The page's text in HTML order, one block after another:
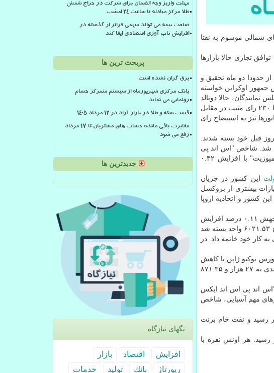
شمالی موسوم به نفتا
تجاری حالا بازارها
حدودا دو ماه تحقیق و
جمهور اوكراین خواسته
حالا دونالد
ترامپ به سومین رئیس جمهور تاریخ این كشور تبدیل می شود كه باید در سنا حضور یابد. بند نخست قطعنامه استیضاح با ۲۳۰ رای مثبت در مقابل
سوم سناتورها نیز به استیضاح رای
قبل خود بسته شدند.
درصد افزایش نسبت به روز قبل و در سطح ۲۸ هزار و ۴۵۵.۰۹ واحد بسته شد. شاخص "اس اند پی
۵۰۰" با ۰.۴۹ درصد افزایش تا سطح ۳۲۲۲.۲۱ واحدی بالا رفت و دیگر شاخص مهم بورسی آمریكا یعنی " نزدك كامپوزیت" با افزایش ۰.۴۲
این كشور در جریان
بیشتری از بروكسل
كشور و اتحادیه اروپا
در معاملات بازارهای بورس در اروپا، شاخص ها عملكرد خوبی داشتند تا جایی كه شاخص "فوتسی ۱۰۰" بورس لندن با جهش ۰.۱۱ درصد افزایش
نسبت به روز قبل و در سطح ۷۵۸۲.۴۴ واحد بسته شد. شاخص "كك ۴۰" بورس پاریس با افزایش ۰.۸۲ درصدی در سطح ۶۰۲۱.۵۳ واحد بسته شد
در آلمان نیز با صعود ۰.۸۱ درصدی و ایستادن در سطح ۱۳ هزار و ۳۱۸.۹۰ واحدی به كار خود خاتمه داد. در
در معاملات بورس های آسیا، شاخص ها عملكرد كاملا بدی داشتند؛ تا جایی كه شاخص "نیك كی ۲۲۵" بورس توكیو ژاپن با كاهش
۰.۲ درصدی تا سطح ۲۳ هزار و ۸۱۶.۶۳ واحدی پایین رفت و شاخص " هانگ سنگ" بورس هنگ كنگ با افزایش ۰.۲۵ درصدی به ۲۷ هزار و ۸۷۱.۳۵
شد. در استرالیا شاخص "اس اند پی اس اند ایكس
در میان دیگر فاكتورهای مهم آسیایی، شاخص
سیاه قیمتها ریزشی بود. هر بشكه نفت " وست تگزاس اینتر مدیت" با ۱.۲۱ درصد كاهش به ۶۰.۴۴ دلار رسید و نفت خام برنت
اونس طلا برای تحویل فوری با افزایش ۰.۱۹ درصدی به ۱۴۸۱.۶۴ دلار رسید. هر اونس نقره با
مهلت واریز وجه الضمان برای شرکت در حراج شمش
طلا مرکز مبادله تا ساعت ۲۴ امشب
صنعت بیمه می تواند سهمی فراتر از گذشته در
افزایش تاب آوری اقتصادی ایفا کند
پربحث ترین ها
برق گران نشده است
بانک مرکزی شهریورماه از سیستم متمرکز حسام
رونمایی می نماید
قیمت سکه و طلا در بازار آزاد در ۱۲ مرداد ۱۴۰۵
مغایرت باقی مانده حساب های مشتریان تا 17 مرداد
رفع می شود
جدیدترین ها
تگهای نیازگاه
افزایش اقتصاد
بازار
رپورتاژ
بانك تولید
خدمات